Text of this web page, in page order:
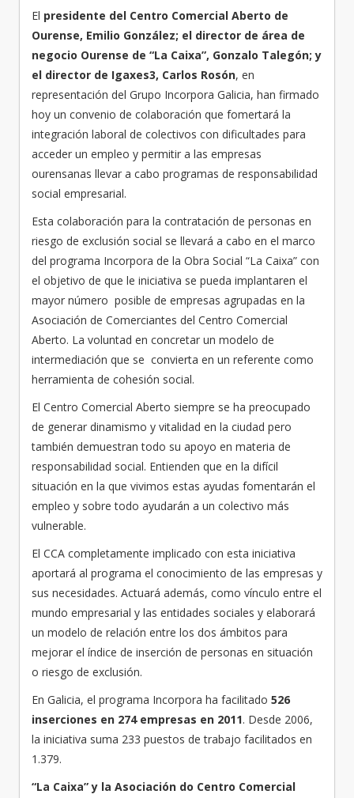
El presidente del Centro Comercial Aberto de
Ourense, Emilio González; el director de área de
negocio Ourense de “La Caixa”, Gonzalo Talegón; y
el director de Igaxes3, Carlos Rosón, en
representación del Grupo Incorpora Galicia, han firmado
hoy un convenio de colaboración que fomertará la
integración laboral de colectivos con dificultades para
acceder un empleo y permitir a las empresas
ourensanas llevar a cabo programas de responsabilidad
social empresarial.
Esta colaboración para la contratación de personas en
riesgo de exclusión social se llevará a cabo en el marco
del programa Incorpora de la Obra Social “La Caixa” con
el objetivo de que le iniciativa se pueda implantaren el
mayor número posible de empresas agrupadas en la
Asociación de Comerciantes del Centro Comercial
Aberto. La voluntad en concretar un modelo de
intermediación que se convierta en un referente como
herramienta de cohesión social.
El Centro Comercial Aberto siempre se ha preocupado
de generar dinamismo y vitalidad en la ciudad pero
también demuestran todo su apoyo en materia de
responsabilidad social. Entienden que en la difícil
situación en la que vivimos estas ayudas fomentarán el
empleo y sobre todo ayudarán a un colectivo más
vulnerable.
El CCA completamente implicado con esta iniciativa
aportará al programa el conocimiento de las empresas y
sus necesidades. Actuará además, como vínculo entre el
mundo empresarial y las entidades sociales y elaborará
un modelo de relación entre los dos ámbitos para
mejorar el índice de inserción de personas en situación
o riesgo de exclusión.
En Galicia, el programa Incorpora ha facilitado 526
inserciones en 274 empresas en 2011. Desde 2006,
la iniciativa suma 233 puestos de trabajo facilitados en
1.379.
“La Caixa” y la Asociación do Centro Comercial